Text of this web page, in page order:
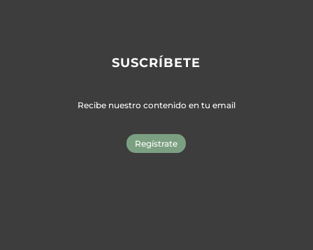
SUSCRÍBETE
Recibe nuestro contenido en tu email
Regístrate